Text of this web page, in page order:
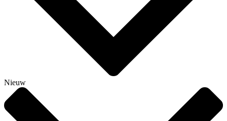
Nieuw